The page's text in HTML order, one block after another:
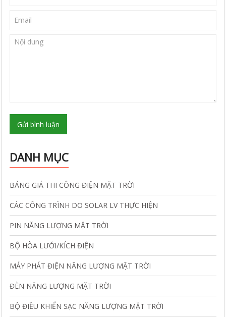
Gửi bình luận
DANH MỤC
BẢNG GIÁ THI CÔNG ĐIỆN MẶT TRỜI
CÁC CÔNG TRÌNH DO SOLAR LV THỰC HIỆN
PIN NĂNG LƯỢNG MẶT TRỜI
BỘ HÒA LƯỚI/KÍCH ĐIỆN
MÁY PHÁT ĐIỆN NĂNG LƯỢNG MẶT TRỜI
ĐÈN NĂNG LƯỢNG MẶT TRỜI
BỘ ĐIỀU KHIỂN SẠC NĂNG LƯỢNG MẶT TRỜI